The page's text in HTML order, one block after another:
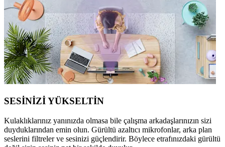
SESİNİZİ YÜKSELTİN
Kulaklıklarınız yanınızda olmasa bile çalışma arkadaşlarınızın sizi
duyduklarından emin olun. Gürültü azaltıcı mikrofonlar, arka plan
seslerini filtreler ve sesinizi güçlendirir. Böylece etrafınızdaki gürültü